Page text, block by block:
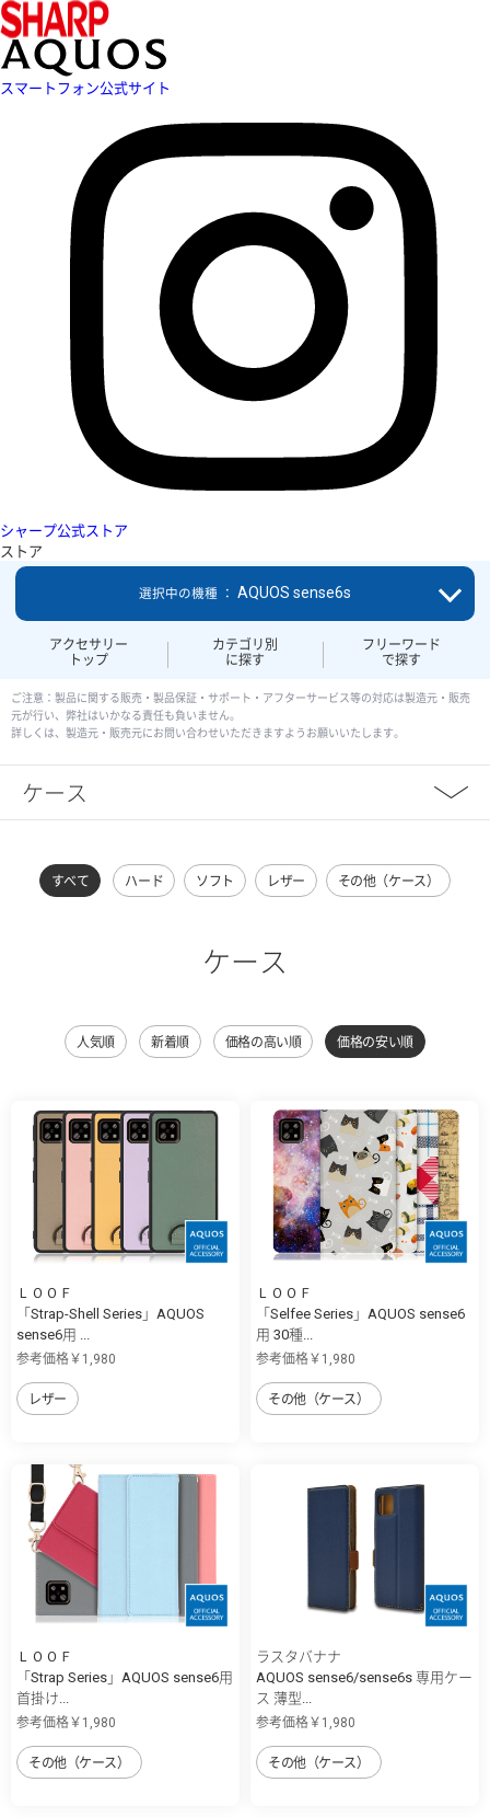
スマートフォン公式サイト
シャープ公式ストア
ストア
アクセサリー
トップ
カテゴリ別
に探す
フリーワード
で探す
選択中の機種 ： AQUOS sense6s
ご注意：製品に関する販売・製品保証・サポート・アフターサービス等の対応は製造元・販売
元が行い、弊社はいかなる責任も負いません。
詳しくは、製造元・販売元にお問い合わせいただきますようお願いいたします。
ケース
すべて ハード ソフト レザー その他（ケース）
ケース
人気順 新着順 価格の高い順 価格の安い順
ＬＯＯＦ
「Strap-Shell Series」AQUOS
sense6用 ...
参考価格￥1,980
レザー
ＬＯＯＦ
「Selfee Series」AQUOS sense6
用 30種...
参考価格￥1,980
その他（ケース）
ＬＯＯＦ
「Strap Series」AQUOS sense6用
首掛け...
参考価格￥1,980
その他（ケース）
ラスタバナナ
AQUOS sense6/sense6s 専用ケー
ス 薄型...
参考価格￥1,980
その他（ケース）